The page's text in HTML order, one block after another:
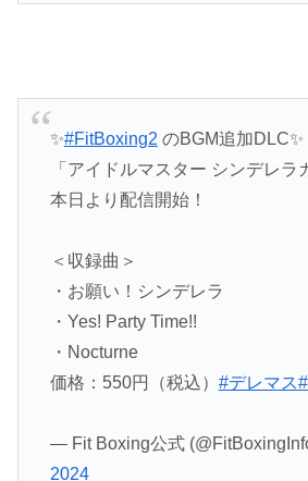
✨#FitBoxing2 のBGM追加DLC✨
「アイドルマスター シンデレラ
本日より配信開始！
＜収録曲＞
・お願い！シンデレラ
・Yes! Party Time!!
・Nocturne
価格：550円（税込） #デレマス
— Fit Boxing公式
2024